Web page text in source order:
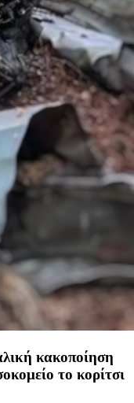
κακοποίηση
το κορίτσι